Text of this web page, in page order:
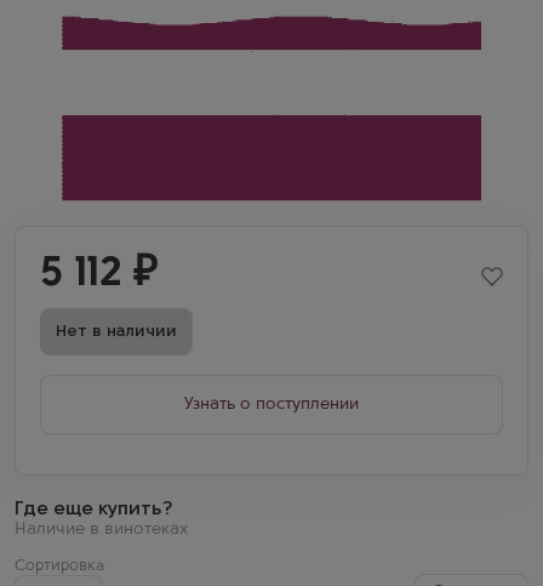
5 112 ₽
Нет в наличии
Узнать о поступлении
Где еще купить?
Наличие в винотеках
Сортировка